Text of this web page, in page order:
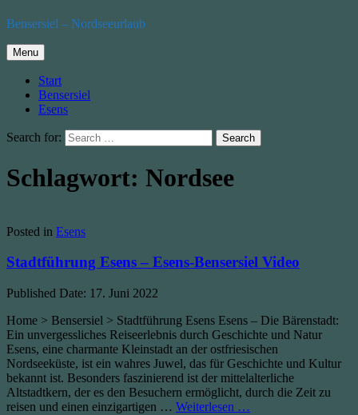
Bensersiel – Nordseeurlaub
Menu
Start
Bensersiel
Esens
Search for:
Schlagwort: Nordsee
Posted in Esens
Stadtführung Esens – Esens-Bensersiel Video
Published Date: 17. Juni 2022
Home > Bensersiel > Stadtführung Esens Esens – Die Bärenstadt:
Ein unvergessliches Reiseerlebnis durch Geschichte und Natur
Esens, eine charmante Kleinstadt an der ostfriesischen
Nordseeküste, ist ein wahres Juwel, das für Geschichte und Kultur
bekannt ist. Besonders faszinierend ist der mittelalterliche
Altstadtkern, der es den Besuchern ermöglicht, durch die Zeit zu
reisen und einen einzigartigen … Weiterlesen …